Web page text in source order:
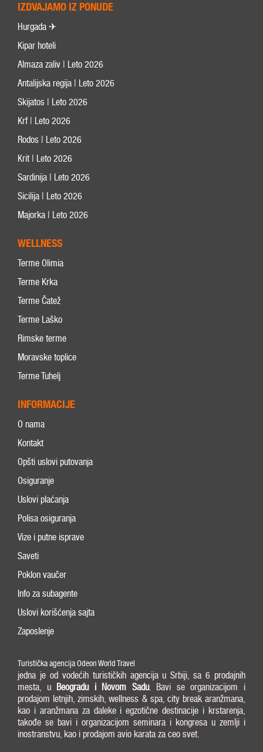
IZDVAJAMO IZ PONUDE
Hurgada ✈
Kipar hoteli
Almaza zaliv | Leto 2026
Antalijska regija | Leto 2026
Skijatos | Leto 2026
Krf | Leto 2026
Rodos | Leto 2026
Krit | Leto 2026
Sardinija | Leto 2026
Sicilija | Leto 2026
Majorka | Leto 2026
WELLNESS
Terme Olimia
Terme Krka
Terme Čatež
Terme Laško
Rimske terme
Moravske toplice
Terme Tuhelj
INFORMACIJE
O nama
Kontakt
Opšti uslovi putovanja
Osiguranje
Uslovi plaćanja
Polisa osiguranja
Vize i putne isprave
Saveti
Poklon vaučer
Info za subagente
Uslovi korišćenja sajta
Zaposlenje
Turistička agencija Odeon World Travel
jedna je od vodećih turističkih agencija u Srbiji, sa 6 prodajnih
mesta, u Beogradu i Novom Sadu. Bavi se organizacijom i
prodajom letnjih, zimskih, wellness & spa, city break aranžmana,
kao i aranžmana za daleke i egzotične destinacije i krstarenja,
takođe se bavi i organizacijom seminara i kongresa u zemlji i
inostranstvu, kao i prodajom avio karata za ceo svet.